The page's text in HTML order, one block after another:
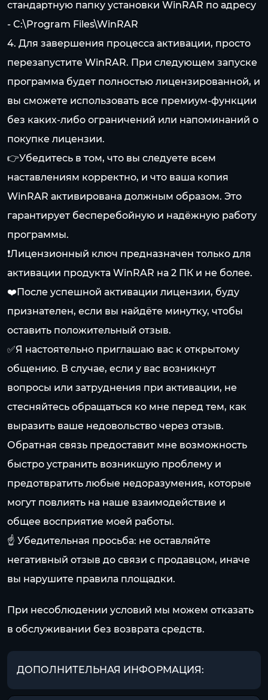
стандартную папку установки WinRAR по адресу
- C:\Program Files\WinRAR
4. Для завершения процесса активации, просто
перезапустите WinRAR. При следующем запуске
программа будет полностью лицензированной, и
вы сможете использовать все премиум-функции
без каких-либо ограничений или напоминаний о
покупке лицензии.
👉Убедитесь в том, что вы следуете всем
наставлениям корректно, и что ваша копия
WinRAR активирована должным образом. Это
гарантирует бесперебойную и надёжную работу
программы.
❗Лицензионный ключ предназначен только для
активации продукта WinRAR на 2 ПК и не более.
❤️После успешной активации лицензии, буду
признателен, если вы найдёте минутку, чтобы
оставить положительный отзыв.
✅Я настоятельно приглашаю вас к открытому
общению. В случае, если у вас возникнут
вопросы или затруднения при активации, не
стесняйтесь обращаться ко мне перед тем, как
выразить ваше недовольство через отзыв.
Обратная связь предоставит мне возможность
быстро устранить возникшую проблему и
предотвратить любые недоразумения, которые
могут повлиять на наше взаимодействие и
общее восприятие моей работы.
☝️ Убедительная просьба: не оставляйте
негативный отзыв до связи с продавцом, иначе
вы нарушите правила площадки.
При несоблюдении условий мы можем отказать
в обслуживании без возврата средств.
ДОПОЛНИТЕЛЬНАЯ ИНФОРМАЦИЯ: